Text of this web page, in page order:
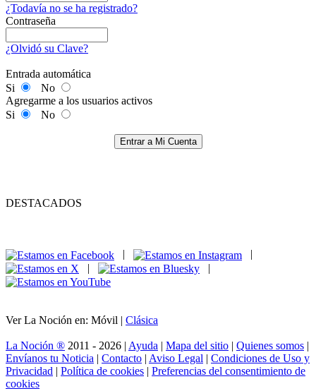
¿Todavía no se ha registrado?
Contraseña
¿Olvidó su Clave?
Entrada automática
Si
No
Agregarme a los usuarios activos
Si
No
Entrar a Mi Cuenta
DESTACADOS
|
|
|
|
Ver La Noción en: Móvil | Clásica
La Noción ® 2011 - 2026 | Ayuda | Mapa del sitio | Quienes somos |
Envíanos tu Noticia | Contacto | Aviso Legal | Condiciones de Uso y
Privacidad | Política de cookies | Preferencias del consentimiento de
cookies